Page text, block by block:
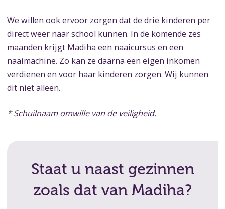
We willen ook ervoor zorgen dat de drie kinderen per
direct weer naar school kunnen. In de komende zes
maanden krijgt Madiha een naaicursus en een
naaimachine. Zo kan ze daarna een eigen inkomen
verdienen en voor haar kinderen zorgen. Wij kunnen
dit niet alleen.
* Schuilnaam omwille van de veiligheid.
Staat u naast gezinnen
zoals dat van Madiha?